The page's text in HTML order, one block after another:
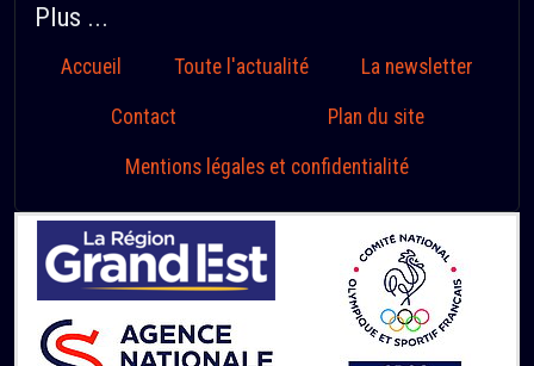
Plus ...
Accueil Toute l'actualité La newsletter
Contact Plan du site
Mentions légales et confidentialité